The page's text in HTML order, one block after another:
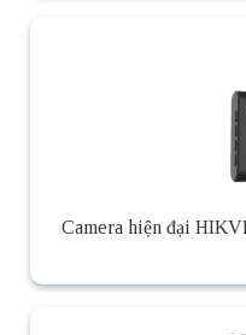
Camera hiện đại